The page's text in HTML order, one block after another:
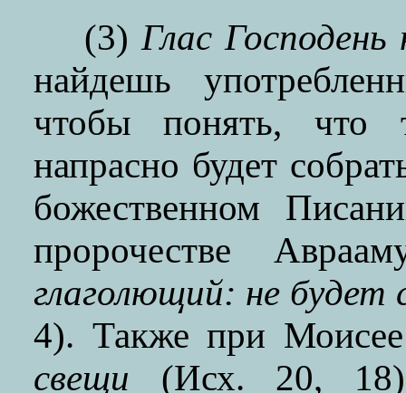
(3)Глас Господень
найдешь
чтобы понять, что
напрасно будет
божественном
пророчестве
глаголющий: не будет
4). Также при
свещи (Исх. 20,